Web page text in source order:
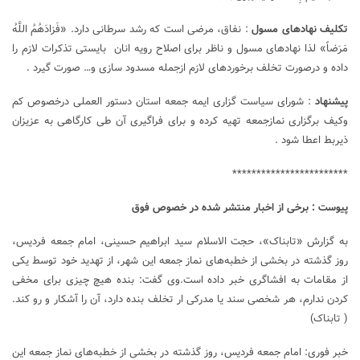
تکلیف نهادهای مسول: نفاق، مرضى است كه رشد سرطانى دارد. «فَزادَهُمُ اللَّهُ
مَرَضاً» لذا نهادهای مسول و ناظر برای اصلاح رویه انان بایستی تذکرات لازم را
داده و درصورت تخلف برخوردهای لازم ازجمله مسدود سازی و… صورت گیرد .
پیشنهاد : شورای سیاست گزاری ایمه جمعه استان دستور العملی درخصوص کم
وکیف برگزاری نمازجمعه تهیه کرده و برای فراگیری آن طی کارگاهی به عزیزان
ذیربط اعطا شود .
************************
پیوست : برخی از اخبار منتشر شده در خصوص فوق
به گزارش «تابناک»، حجت الاسلام سید ابراهیم حسینی، امام جمعه فردیس،
روز گذشته در بخشی از خطبه‌های نماز جمعه این شهر، از تهدید خود توسط یکی
از مقامات به افشاگری خبر داده است.وی گفت: بنده هیچ چیزی برای مخفی
کردن ندارم، هر شخصی سند یا مدرکی ار تخلف بنده دارد، آن را آشکار و رو کند.
( تابناک)
خبر فوری: امام جمعه فردیس، روز گذشته در بخشی از خطبه‌های نماز جمعه این